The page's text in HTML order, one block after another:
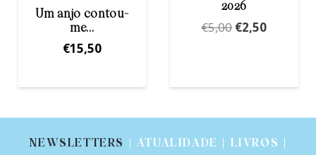
2026
5,00O
preço
€2,50
Ao Ritmo da
Palavra
NEWSLETTERS
| ATUALIDADE | LIVROS |